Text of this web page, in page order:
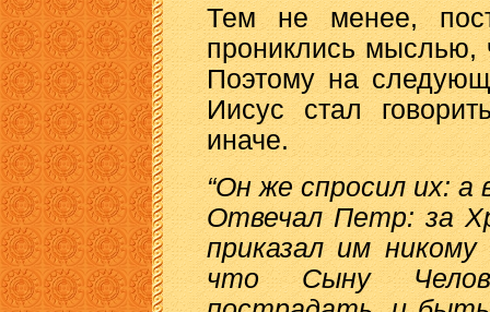
Тем не менее,
прониклись мыслью,
Поэтому на
Иисус стал
иначе.
“Он же спросил их:
Отвечал Петр: за
приказал им
что Сыну